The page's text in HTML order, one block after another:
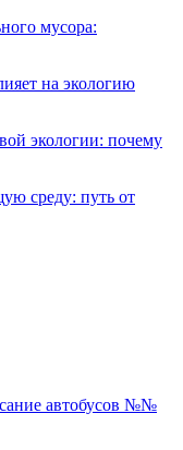
мусора:
на экологию
экологии: почему
среду: путь от
автобусов №№